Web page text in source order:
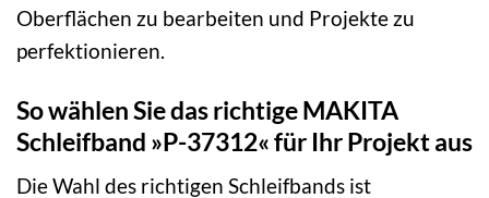
Oberflächen zu bearbeiten und Projekte zu
perfektionieren.
So wählen Sie das richtige MAKITA
Schleifband »P-37312« für Ihr Projekt aus
Die Wahl des richtigen Schleifbands ist